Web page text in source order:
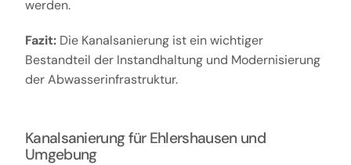
werden.
Fazit:Die Kanalsanierung ist ein wichtiger
Bestandteil der Instandhaltung und Modernisierung
der Abwasserinfrastruktur.
Kanalsanierung für Ehlershausen und
Umgebung